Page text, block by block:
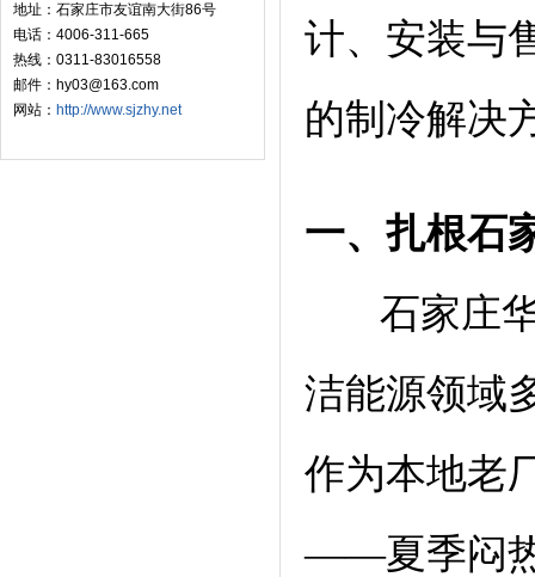
地址：石家庄市友谊南大街86号
电话：4006-311-665
热线：0311-83016558
邮件：hy03@163.com
网站： http://www.sjzhy.net
计、安装与
的制冷解决
一、扎根石
石家庄华
洁能源领域
作为本地老
——夏季闷热